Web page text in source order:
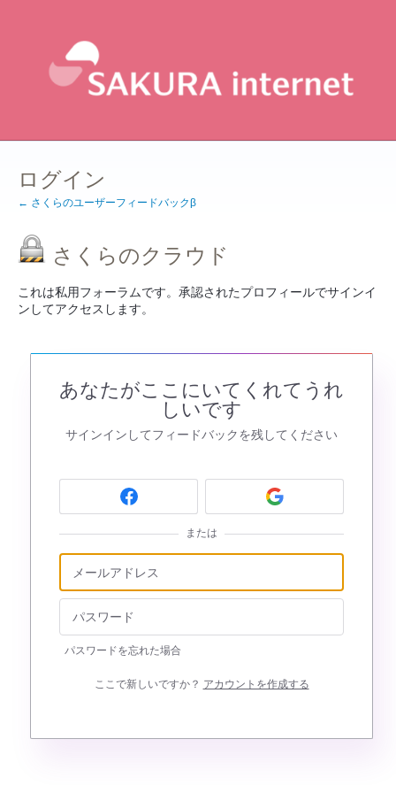
ログイン
← さくらのユーザーフィードバックβ
さくらのクラウド
これは私用フォーラムです。承認されたプロフィールでサインイ
ンしてアクセスします。
あなたがここにいてくれてうれ
しいです
サインインしてフィードバックを残してください
または
パスワードを忘れた場合
ここで新しいですか？ アカウントを作成する